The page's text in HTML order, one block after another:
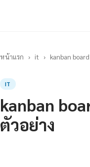
หน้าแรก › it › kanban
IT
kanban
ตัวอย่าง